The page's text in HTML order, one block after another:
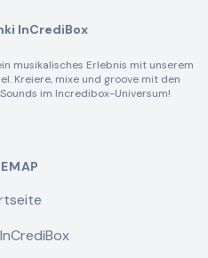
InCrediBox
musikalisches Erlebnis mit unserem
Kreiere, mixe und groove mit den
im Incredibox-Universum!